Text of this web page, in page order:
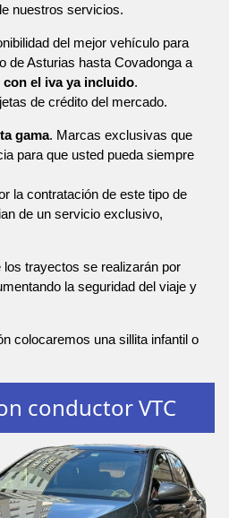
nuestros servicios.
del mejor vehículo para
de Asturias hasta Covadonga a
el iva ya incluido.
de crédito del mercado.
gama. Marcas exclusivas que
para que usted pueda siempre
la contratación de este tipo de
de un servicio exclusivo,
trayectos se realizarán por
la seguridad del viaje y
colocaremos una sillita infantil o
conductor VTC